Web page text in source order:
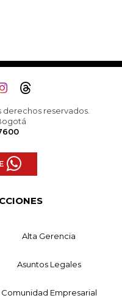
derechos reservados.
Alta Gerencia
Asuntos Legales
Comunidad Empresarial